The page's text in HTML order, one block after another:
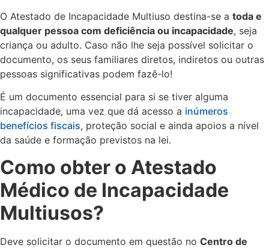
O Atestado de Incapacidade Multiuso destina-se a toda e
qualquer pessoa com deficiência ou incapacidade, seja
criança ou adulto. Caso não lhe seja possível solicitar o
documento, os seus familiares diretos, indiretos ou outras
pessoas significativas podem fazê-lo!
É um documento essencial para si se tiver alguma
incapacidade, uma vez que dá acesso a inúmeros
benefícios fiscais, proteção social e ainda apoios a nível
da saúde e formação previstos na lei.
Como obter o Atestado
Médico de Incapacidade
Multiusos?
Deve solicitar o documento em questão no Centro de